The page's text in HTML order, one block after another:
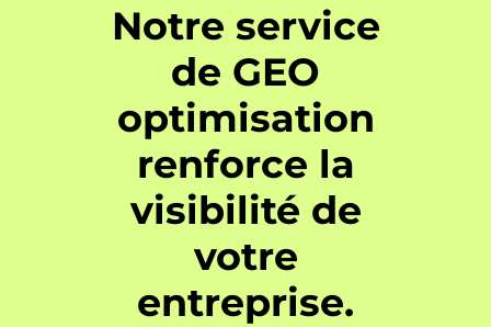
Notre service
de GEO
optimisation
renforce la
visibilité de
votre
entreprise.